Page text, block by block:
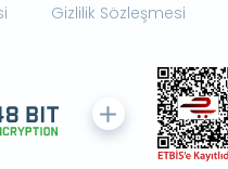
Gizlilik Sözleşmesi